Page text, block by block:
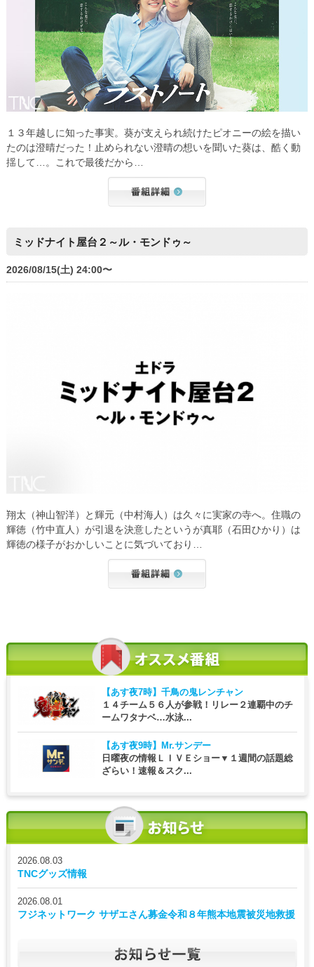
１３年越しに知った事実。葵が支えられ続けたピオニーの絵を描い
たのは澄晴だった！止められない澄晴の想いを聞いた葵は、酷く動
揺して…。これで最後だから…
ミッドナイト屋台２～ル・モンドゥ～
2026/08/15(土) 24:00〜
翔太（神山智洋）と輝元（中村海人）は久々に実家の寺へ。住職の
輝徳（竹中直人）が引退を決意したというが真耶（石田ひかり）は
輝徳の様子がおかしいことに気づいており…
【あす夜7時】 千鳥の鬼レンチャン
１４チーム５６人が参戦！リレー２連覇中のチ
ームワタナベ…水泳...
【あす夜9時】
Mr.サンデー
日曜夜の情報ＬＩＶＥショー▼１週間の話題総
ざらい！速報＆スク...
2026.08.03
TNCグッズ情報
2026.08.01
フジネットワーク サザエさん募金令和８年熊本地震被災地救援